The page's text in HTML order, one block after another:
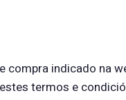
compra indicado na
termos e